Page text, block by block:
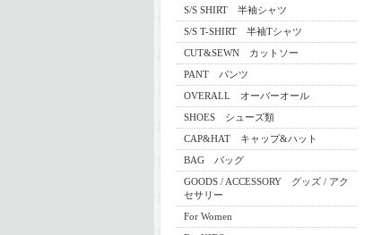
S/S SHIRT 半袖シャツ
S/S T-SHIRT 半袖Tシャツ
CUT&SEWN カットソー
PANT パンツ
OVERALL オーバーオール
SHOES シューズ類
CAP&HAT キャップ&ハット
BAG バッグ
GOODS / ACCESSORY グッズ / アク
セサリー
For Women